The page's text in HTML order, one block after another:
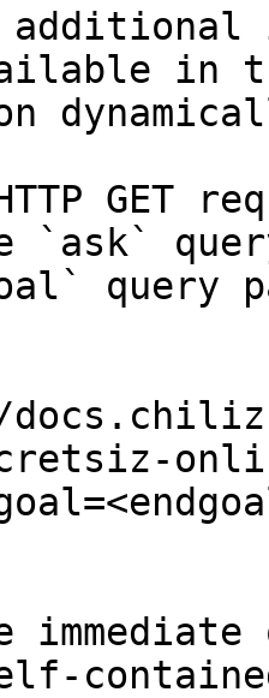
in
GET
`ask`
query